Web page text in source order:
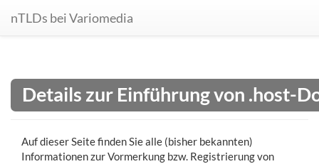
nTLDs bei Variomedia
Details zur Einführung von .host-
Auf dieser Seite finden Sie alle (bisher bekannten)
Informationen zur Vormerkung bzw. Registrierung von